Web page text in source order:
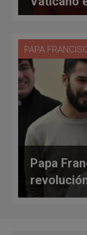
PAPA
Papa